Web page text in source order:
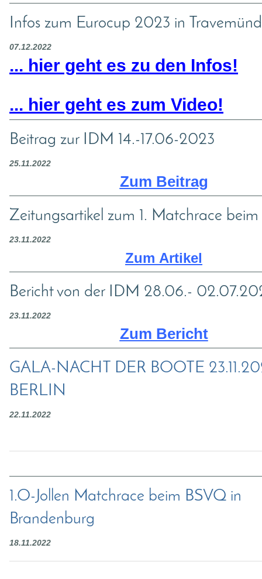
Infos zum Eurocup 2023 in
07.12.2022
... hier geht es zu den Infos!
... hier geht es zum Video!
Beitrag zur IDM 14.-17.06-2023
25.11.2022
Zum Beitrag
Zeitungsartikel zum 1. Matchrace
23.11.2022
Zum Artikel
Bericht von der IDM 28.06.-
23.11.2022
Zum Bericht
GALA-NACHT DER BOOTE
BERLIN
22.11.2022
1.O-Jollen Matchrace beim BSVQ in
Brandenburg
18.11.2022